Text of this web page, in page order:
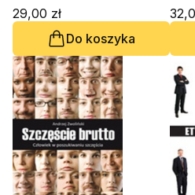
29,00 zł
Do koszyka